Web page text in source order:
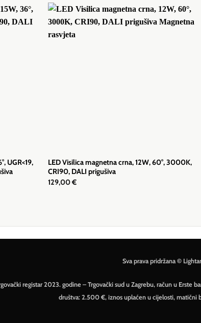
UGR<19,
LED Visilica magnetna crna, 12W, 60°, 3000K,
CRI90, DALI prigušiva
129,00€
Sva prava pridržana ©
registar 2023. godine – Trgovački sud u Zagrebu, račun u
društva: 2.500 €, iznos uplaćen u cijelosti,